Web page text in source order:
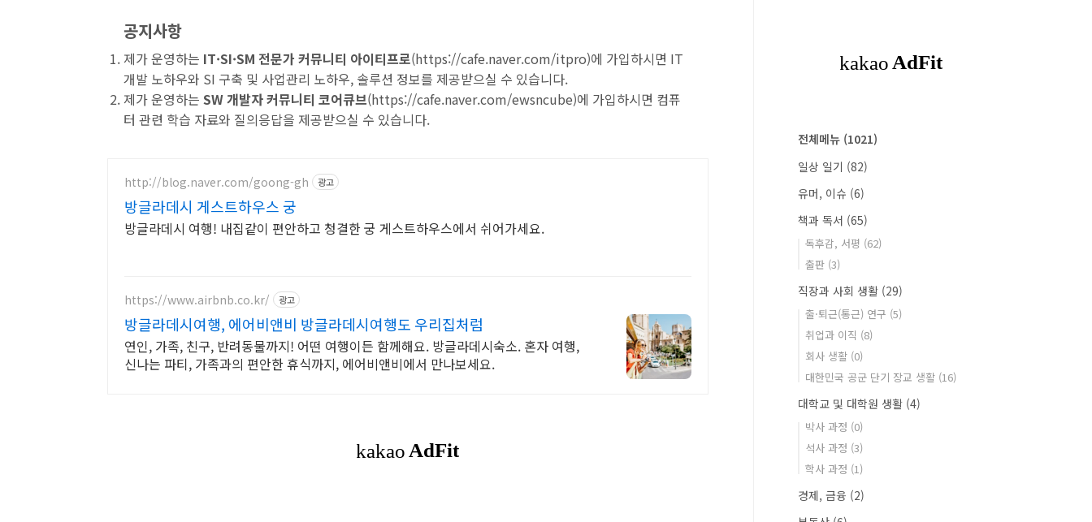
공지사항
제가 운영하는 IT·SI·SM 전문가 커뮤니티 아이티프로(https://cafe.naver.com/itpro)에 가입하시면 IT
개발 노하우와 SI 구축 및 사업관리 노하우, 솔루션 정보를 제공받으실 수 있습니다.
제가 운영하는 SW 개발자 커뮤니티 코어큐브(https://cafe.naver.com/ewsncube)에 가입하시면 컴퓨
터 관련 학습 자료와 질의응답을 제공받으실 수 있습니다.
http://blog.naver.com/goong-gh 광고
방글라데시 게스트하우스 궁
방글라데시 여행! 내집같이 편안하고 청결한 궁 게스트하우스에서 쉬어가세요.
https://www.airbnb.co.kr/ 광고
방글라데시여행, 에어비앤비 방글라데시여행도 우리집처럼
연인, 가족, 친구, 반려동물까지! 어떤 여행이든 함께해요. 방글라데시숙소. 혼자 여행,
신나는 파티, 가족과의 편안한 휴식까지, 에어비앤비에서 만나보세요.
전체메뉴 (1021)
일상 일기 (82)
유머, 이슈 (6)
책과 독서 (65)
독후감, 서평 (62)
출판 (3)
직장과 사회 생활 (29)
출·퇴근(통근) 연구 (5)
취업과 이직 (8)
회사 생활 (0)
대한민국 공군 단기 장교 생활 (16)
대학교 및 대학원 생활 (4)
박사 과정 (0)
석사 과정 (3)
학사 과정 (1)
경제, 금융 (2)